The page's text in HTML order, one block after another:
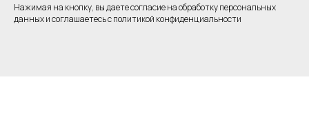
Нажимая на кнопку, вы даете согласие на обработку персональных
данных и соглашаетесь c политикой конфиденциальности